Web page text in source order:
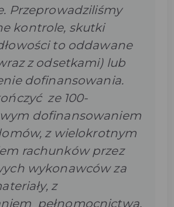
Przeprowadziliśmy
kontrole, skutki
to oddawane
z odsetkami) lub
dofinansowania.
ze 100-
dofinansowaniem
z wielokrotnym
rachunków przez
wykonawców za
z
pełnomocnictwa,